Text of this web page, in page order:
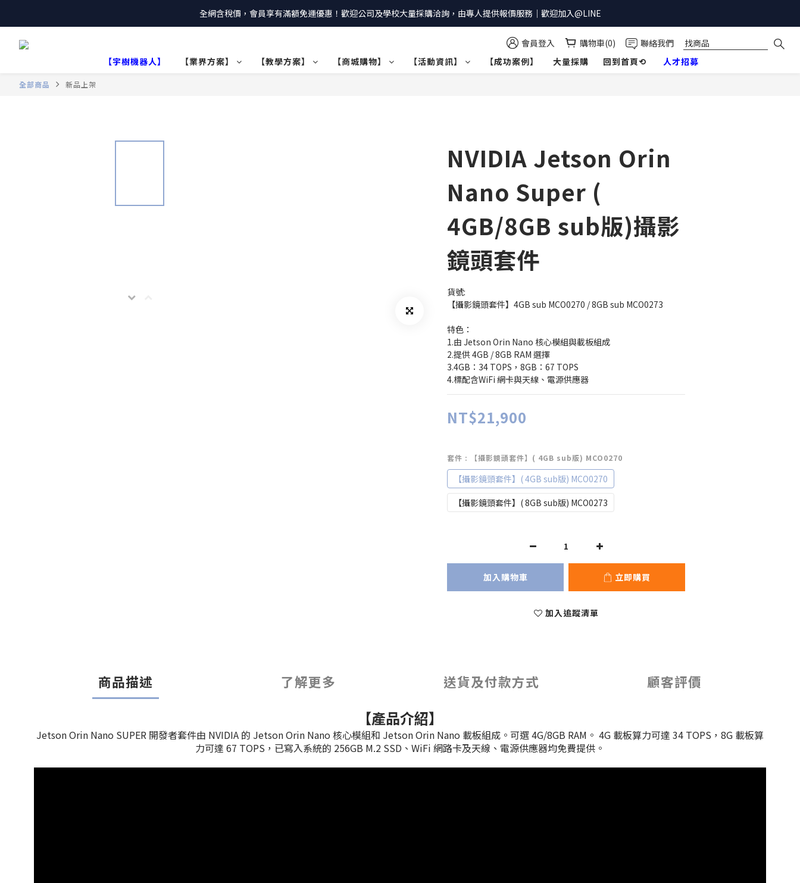
全網含稅價，會員享有滿額免運優惠！歡迎公司及學校大量採購洽詢，由專人提供報價服務｜歡迎加入@LINE
會員登入 購物車(0)
聯絡我們
【宇樹機器人】
【業界方案】 【教學方案】 【商城購物】 【活動資訊】 【成功案例】 大量採購 回到首頁⟲ 人才招募
全部商品 新品上架
NVIDIA Jetson Orin
Nano Super (
4GB/8GB sub版)攝影
鏡頭套件
貨號:
【攝影鏡頭套件】4GB sub MCO0270 / 8GB sub MCO0273
特色：
1.由 Jetson Orin Nano 核心模組與載板組成
2.提供 4GB / 8GB RAM 選擇
3.4GB：34 TOPS，8GB：67 TOPS
4.標配含WiFi 網卡與天線、電源供應器
NT$21,900
套件 : 【攝影鏡頭套件】( 4GB sub版) MCO0270
【攝影鏡頭套件】( 4GB sub版) MCO0270
【攝影鏡頭套件】( 8GB sub版) MCO0273
加入購物車 立即購買
加入追蹤清單
商品描述 了解更多 送貨及付款方式 顧客評價
【產品介紹】
Jetson Orin Nano SUPER 開發者套件由 NVIDIA 的 Jetson Orin Nano 核心模組和 Jetson Orin Nano 載板組成。可選 4G/8GB RAM。 4G 載板算力可達 34 TOPS，8G 載板算
力可達 67 TOPS，已寫入系統的 256GB M.2 SSD、WiFi 網路卡及天線、電源供應器均免費提供。